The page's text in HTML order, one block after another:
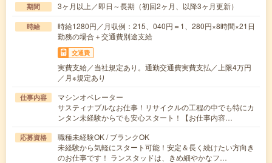
期間 3ヶ月以上／即日～長期（初回2ヶ月、以降3ヶ月更新）
時給
時給1280円／月収例：215、040円＝1、280円×8時間×21日
勤務の場合＋交通費別途支給
交通費
実費支給／当社規定あり。通勤交通費実費支払／上限4万円
／月※規定あり
仕事内容
マシンオペレーター
サスティナブルなお仕事！リサイクルの工程の中でも特にカ
ンタン未経験からでも安心スタート！【お仕事内容…
応募資格
職種未経験OK / ブランクOK
未経験から気軽にスタート可能！安定＆長く続けたい方向き
のお仕事です！ ランスタッドは、きめ細やかなフ…